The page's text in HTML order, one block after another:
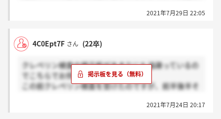
2021年7月29日 22:05
4C0Ept7F さん (22卒)
クレペリン検査の掲示板があまりにも過疎っているの
でこちらでお伺いしたいです。
この前クレペリン検査を受けたのですが、前半後半そ
た後になぜか次の行に進んでくださいとのアナウンス
2021年7月24日 20:17